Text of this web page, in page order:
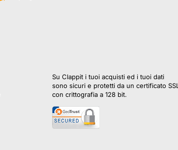
Su Clappit i tuoi acquisti ed i tuoi dati
sono sicuri e protetti da un certificato SSL
con crittografia a 128 bit.